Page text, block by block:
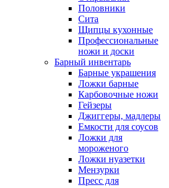
Половники
Сита
Щипцы кухонные
Профессиональные
ножи и доски
Барный инвентарь
Барные украшения
Ложки барные
Карбовочные ножи
Гейзеры
Джиггеры, мадлеры
Емкости для соусов
Ложки для
мороженого
Ложки нуазетки
Мензурки
Пресс для